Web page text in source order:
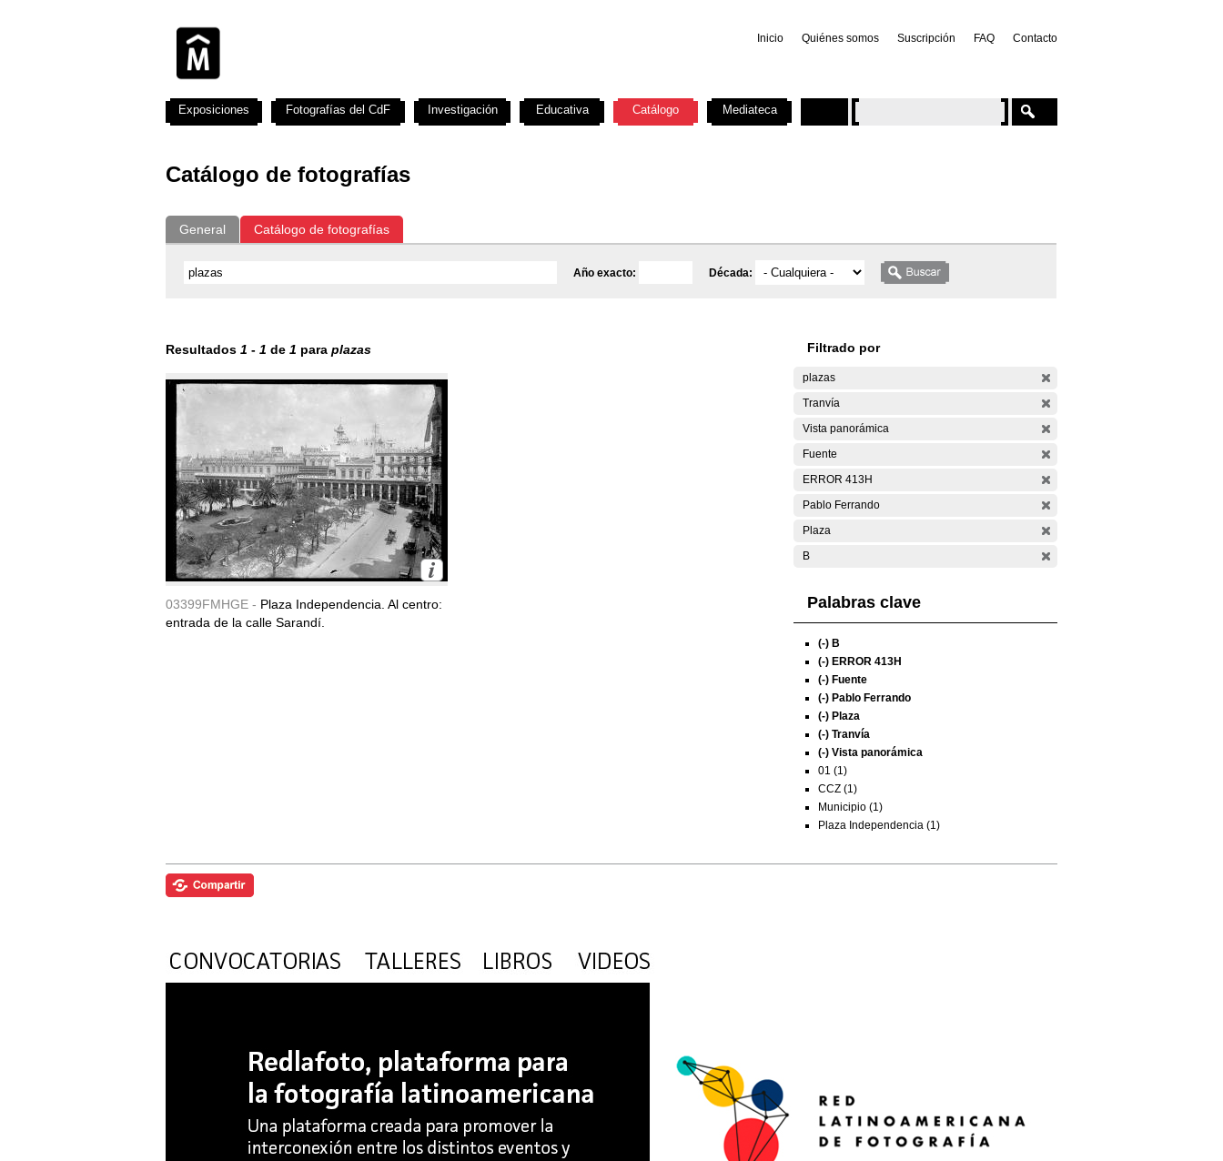
Inicio Quiénes somos Suscripción FAQ Contacto
Catálogo de fotografías
General Catálogo de fotografías
Año exacto: Década:
Resultados 1 - 1 de 1 para plazas
03399FMHGE - Plaza Independencia. Al centro:
entrada de la calle Sarandí.
Filtrado por
plazas
Tranvía
Vista panorámica
Fuente
ERROR 413H
Pablo Ferrando
Plaza
B
Palabras clave
(-) B
(-) ERROR 413H
(-) Fuente
(-) Pablo Ferrando
(-) Plaza
(-) Tranvía
(-) Vista panorámica
01 (1)
CCZ (1)
Municipio (1)
Plaza Independencia (1)
Exposiciones Fotografías del CdF Investigación Educativa Catálogo Mediateca